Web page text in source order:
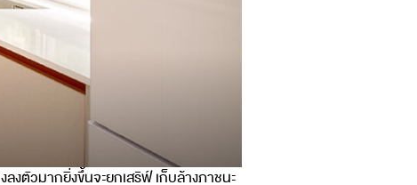
งตัวมากยิ่งขึ้นจะยกเสริฟ์ เก็บล้างภาชนะ